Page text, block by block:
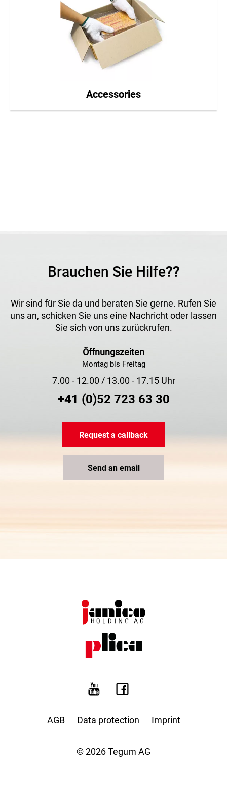
Accessories
Brauchen Sie Hilfe??
Wir sind für Sie da und beraten Sie gerne. Rufen Sie
uns an, schicken Sie uns eine Nachricht oder lassen
Sie sich von uns zurückrufen.
Öffnungszeiten
Montag bis Freitag
7.00 - 12.00 / 13.00 - 17.15 Uhr
+41 (0)52 723 63 30
Request a callback
Send an email
AGB Data protection Imprint
© 2026 Tegum AG